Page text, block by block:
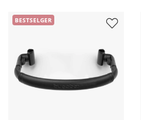
BESTSELGER